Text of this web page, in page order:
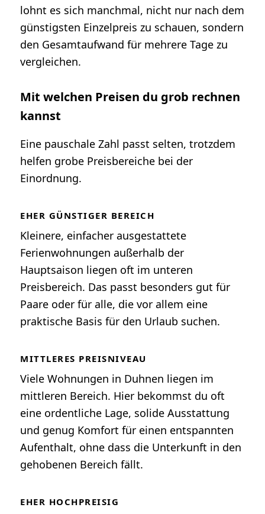
lohnt es sich manchmal, nicht nur nach dem
günstigsten Einzelpreis zu schauen, sondern
den Gesamtaufwand für mehrere Tage zu
vergleichen.
Mit welchen Preisen du grob rechnen
kannst
Eine pauschale Zahl passt selten, trotzdem
helfen grobe Preisbereiche bei der
Einordnung.
EHER GÜNSTIGER BEREICH
Kleinere, einfacher ausgestattete
Ferienwohnungen außerhalb der
Hauptsaison liegen oft im unteren
Preisbereich. Das passt besonders gut für
Paare oder für alle, die vor allem eine
praktische Basis für den Urlaub suchen.
MITTLERES PREISNIVEAU
Viele Wohnungen in Duhnen liegen im
mittleren Bereich. Hier bekommst du oft
eine ordentliche Lage, solide Ausstattung
und genug Komfort für einen entspannten
Aufenthalt, ohne dass die Unterkunft in den
gehobenen Bereich fällt.
EHER HOCHPREISIG